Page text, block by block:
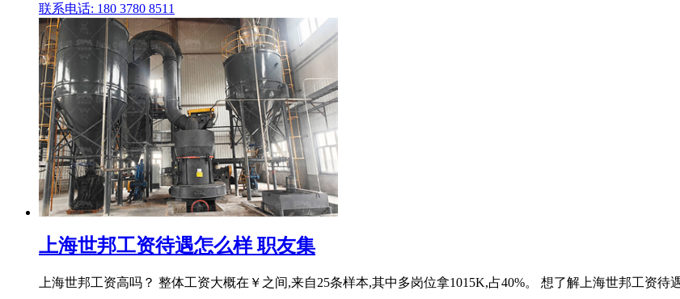
联系电话: 180 3780 8511
上海世邦工资待遇怎么样 职友集
上海世邦工资高吗？ 整体工资大概在￥之间,来自25条样本,其中多岗位拿1015K,占40%。 想了解上海世邦工资待